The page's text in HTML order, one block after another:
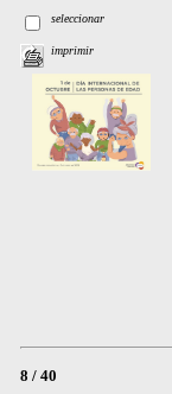
seleccionar
imprimir
8 / 40